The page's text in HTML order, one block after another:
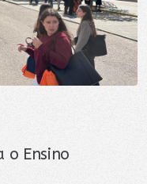
o Ensino